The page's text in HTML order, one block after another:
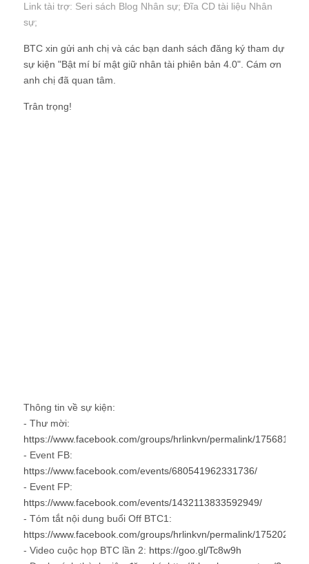
Link tài trợ: Seri sách Blog Nhân sự; Đĩa CD tài liệu Nhân
sự;
BTC xin gửi anh chị và các bạn danh sách đăng ký tham dự
sự kiện "Bật mí bí mật giữ nhân tài phiên bản 4.0". Cám ơn
anh chị đã quan tâm.
Trân trọng!
Thông tin về sự kiện:
- Thư mời:
https://www.facebook.com/groups/hrlinkvn/permalink/
- Event FB:
https://www.facebook.com/events/680541962331736/
- Event FP:
https://www.facebook.com/events/1432113833592949/
- Tóm tắt nội dung buổi Off BTC1:
https://www.facebook.com/groups/hrlinkvn/permalink/
- Video cuộc họp BTC lần 2: https://goo.gl/Tc8w9h